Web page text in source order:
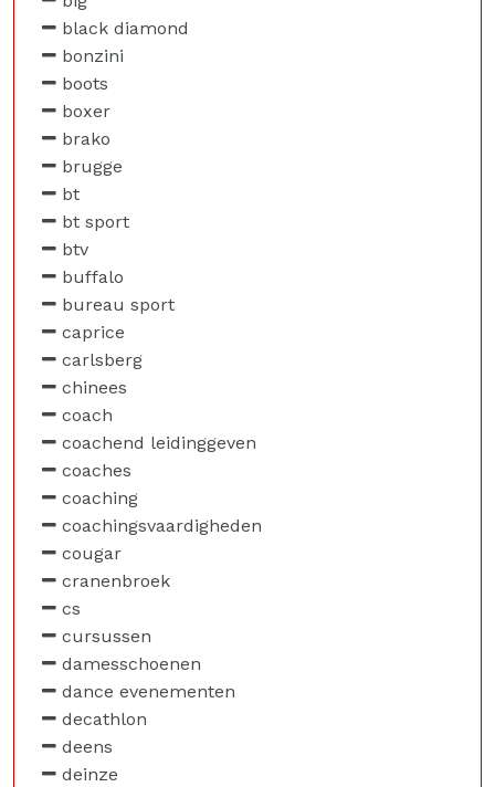
black diamond
bonzini
boots
boxer
brako
brugge
bt
bt sport
btv
buffalo
bureau sport
caprice
carlsberg
chinees
coach
coachend leidinggeven
coaches
coaching
coachingsvaardigheden
cougar
cranenbroek
cs
cursussen
damesschoenen
dance evenementen
decathlon
deens
deinze